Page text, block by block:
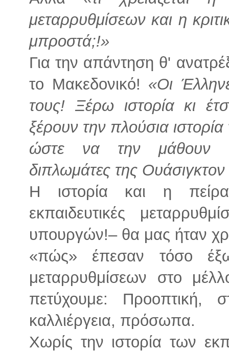
μεταρρυθμίσεων και η
μπροστά;!»
Για την απάντηση θ'
το Μακεδονικό! «Οι
τους! Ξέρω ιστορία κι
ξέρουν την πλούσια
ώστε να την μάθουν οι
διπλωμάτες της
Η ιστορία και η
εκπαιδευτικές
υπουργών!– θα μας ήταν
«πώς» έπεσαν τόσο
μεταρρυθμίσεων στο
πετύχουμε: Προοπτική,
καλλιέργεια, πρόσωπα.
Χωρίς την ιστορία των